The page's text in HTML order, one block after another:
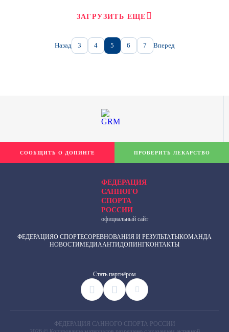
ЗАГРУЗИТЬ ЕЩЕ
Назад 3 4 5 6 7 Вперед
ФЕДЕРАЦИЯ
САННОГО
СПОРТА
РОССИИ
официальный сайт
ФЕДЕРАЦИЯО СПОРТЕСОРЕВНОВАНИЯ И РЕЗУЛЬТАТЫКОМАНДА
НОВОСТИМЕДИААНТИДОПИНГКОНТАКТЫ
Cтать партнёром
СООБЩИТЬ О ДОПИНГЕ ПРОВЕРИТЬ ЛЕКАРСТВО
ФЕДЕРАЦИЯ САННОГО СПОРТА РОССИИ